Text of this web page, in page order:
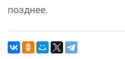
позднее.